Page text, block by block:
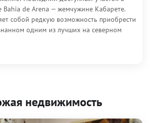
Bahia de Arena — жемчужине Кабарете.
собой редкую возможность приобрести
одним из лучших на северном
недвижимость